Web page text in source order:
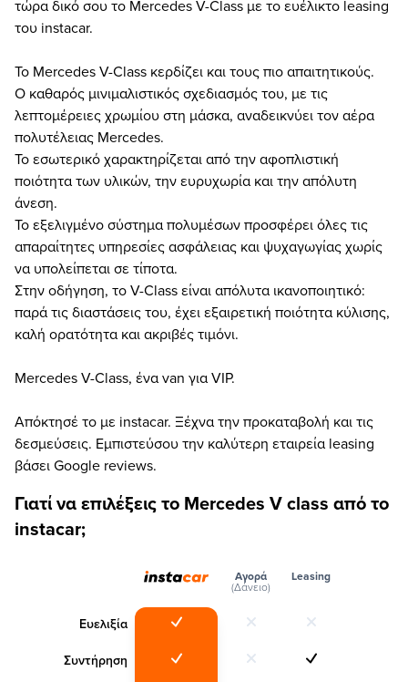
τώρα δικό σου το Mercedes V-Class με το ευέλικτο leasing
του instacar.
Το Mercedes V-Class κερδίζει και τους πιο απαιτητικούς.
Ο καθαρός μινιμαλιστικός σχεδιασμός του, με τις
λεπτομέρειες χρωμίου στη μάσκα, αναδεικνύει τον αέρα
πολυτέλειας Mercedes.
Το εσωτερικό χαρακτηρίζεται από την αφοπλιστική
ποιότητα των υλικών, την ευρυχωρία και την απόλυτη
άνεση.
Το εξελιγμένο σύστημα πολυμέσων προσφέρει όλες τις
απαραίτητες υπηρεσίες ασφάλειας και ψυχαγωγίας χωρίς
να υπολείπεται σε τίποτα.
Στην οδήγηση, το V-Class είναι απόλυτα ικανοποιητικό:
παρά τις διαστάσεις του, έχει εξαιρετική ποιότητα κύλισης,
καλή ορατότητα και ακριβές τιμόνι.
Mercedes V-Class, ένα van για VIP.
Απόκτησέ το με instacar. Ξέχνα την προκαταβολή και τις
δεσμεύσεις. Εμπιστεύσου την καλύτερη εταιρεία leasing
βάσει Google reviews.
Γιατί να επιλέξεις το Mercedes V class από το
instacar;
Ευελιξία
Συντήρηση
Αγορά
(Δάνειο)
Leasing